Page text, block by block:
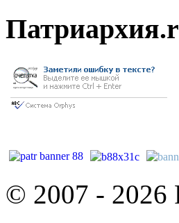
© 2007 - 2026